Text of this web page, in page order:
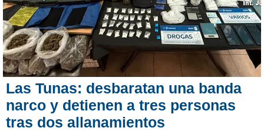
Las Tunas: desbaratan una banda
narco y detienen a tres personas
tras dos allanamientos